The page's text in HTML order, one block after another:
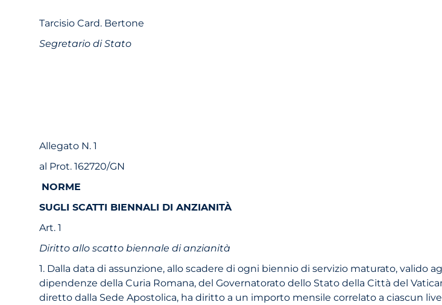
Tarcisio Card. Bertone
Segretario di Stato
Allegato N. 1
al Prot. 162720/GN
NORME
SUGLI SCATTI BIENNALI DI ANZIANITÀ
Art. 1
Diritto allo scatto biennale di anzianità
1. Dalla data di assunzione, allo scadere di ogni biennio di servizio maturato, valido
dipendenze della Curia Romana, del Governatorato dello Stato della Città del
diretto dalla Sede Apostolica, ha diritto a un importo mensile correlato a ciascun